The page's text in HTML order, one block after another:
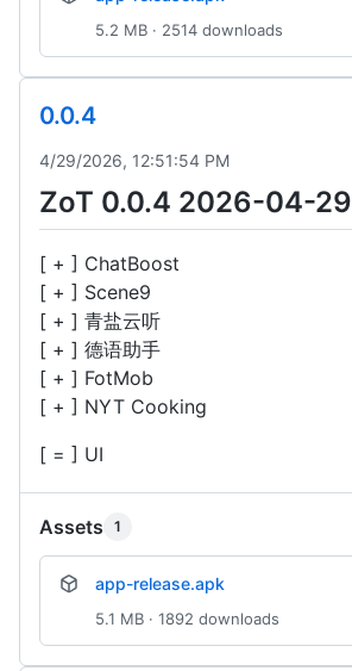
5.2 MB · 2514 downloads
0.0.4
4/29/2026, 12:51:54 PM
ZoT 0.0.4 2026-04-29
[ + ] ChatBoost
[ + ] Scene9
[ + ] 青盐云听
[ + ] 德语助手
[ + ] FotMob
[ + ] NYT Cooking
[ = ] UI
Assets 1
app-release.apk
5.1 MB · 1892 downloads